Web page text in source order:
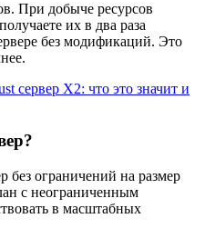
При добыче ресурсов
их в два раза
без модификаций. Это
сервер X2: что это значит и
без ограничений на размер
с неограниченным
в масштабных